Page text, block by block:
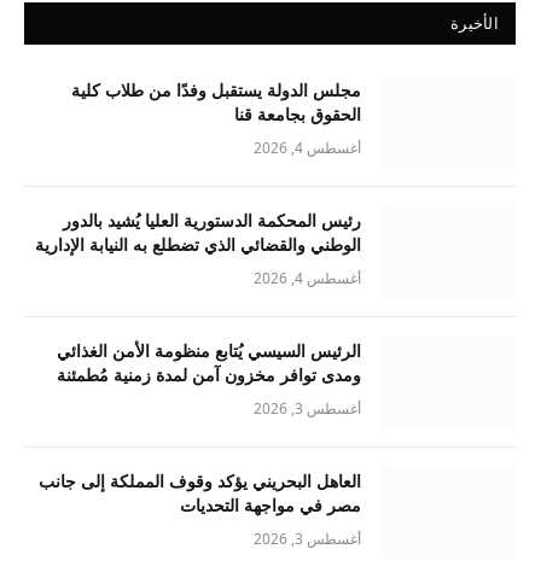
الأخيرة
مجلس الدولة يستقبل وفدًا من طلاب كلية
الحقوق بجامعة قنا
أغسطس 4, 2026
رئيس المحكمة الدستورية العليا يُشيد بالدور
الوطني والقضائي الذي تضطلع به النيابة الإدارية
أغسطس 4, 2026
الرئيس السيسي يُتابع منظومة الأمن الغذائي
ومدى توافر مخزون آمن لمدة زمنية مُطمئنة
أغسطس 3, 2026
العاهل البحريني يؤكد وقوف المملكة إلى جانب
مصر في مواجهة التحديات
أغسطس 3, 2026